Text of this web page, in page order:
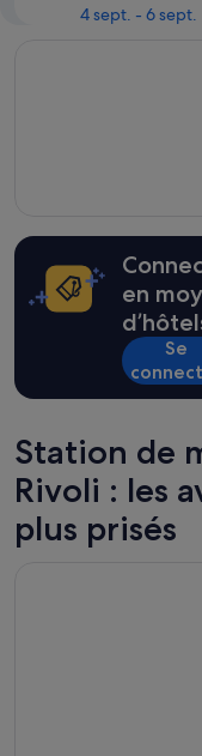
4 sept. - 6 sept.
en
Se
Station de
Rivoli : les
plus prisés